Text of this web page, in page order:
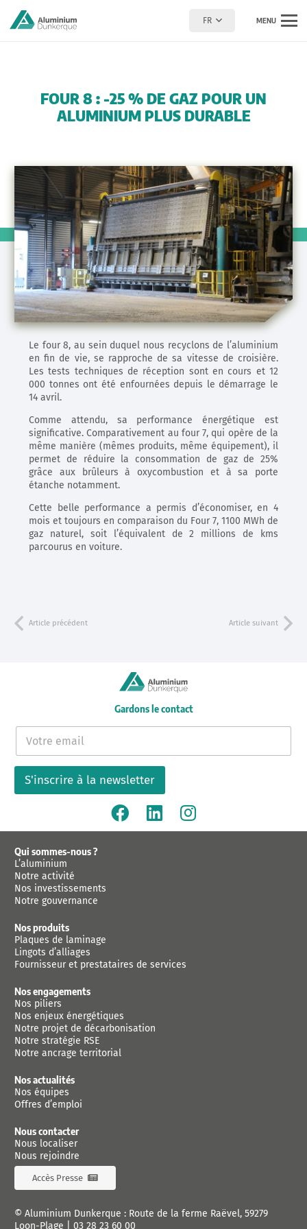
FR MENU
FOUR 8 : -25 % DE GAZ POUR UN
ALUMINIUM PLUS DURABLE
Le four 8, au sein duquel nous recyclons de l’aluminium
en fin de vie, se rapproche de sa vitesse de croisière.
Les tests techniques de réception sont en cours et 12
000 tonnes ont été enfournées depuis le démarrage le
14 avril.
Comme attendu, sa performance énergétique est
significative. Comparativement au four 7, qui opère de la
même manière (mêmes produits, même équipement), il
permet de réduire la consommation de gaz de 25%
grâce aux brûleurs à oxycombustion et à sa porte
étanche notamment.
Cette belle performance a permis d’économiser, en 4
mois et toujours en comparaison du Four 7, 1100 MWh de
gaz naturel, soit l’équivalent de 2 millions de kms
parcourus en voiture.
Article précédent Article suivant
Gardons le contact
m
l
S'inscrire à la newsletter
Qui sommes-nous ?
L’aluminium
Notre activité
Nos investissements
Notre gouvernance
Nos produits
Plaques de laminage
Lingots d’alliages
Fournisseur et prestataires de services
Nos engagements
Nos piliers
Nos enjeux énergétiques
Notre projet de décarbonisation
Notre stratégie RSE
Notre ancrage territorial
Nos actualités
Nos équipes
Offres d’emploi
Nous contacter
Nous localiser
Nous rejoindre
Accès Presse
© Aluminium Dunkerque : Route de la ferme Raëvel, 59279
Loon-Plage | 03 28 23 60 00